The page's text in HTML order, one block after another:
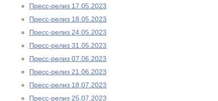
Пресс-релиз 17.05.2023
Пресс-релиз 18.05.2023
Пресс-релиз 24.05.2023
Пресс-релиз 31.05.2023
Пресс-релиз 07.06.2023
Пресс-релиз 21.06.2023
Пресс-релиз 18.07.2023
Пресс-релиз 25.07.2023